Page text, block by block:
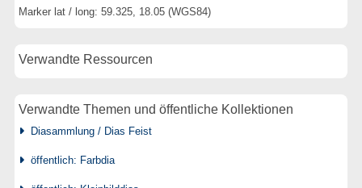
Marker lat / long: 59.325, 18.05 (WGS84)
Verwandte Ressourcen
Verwandte Themen und öffentliche Kollektionen
Diasammlung / Dias Feist
öffentlich: Farbdia